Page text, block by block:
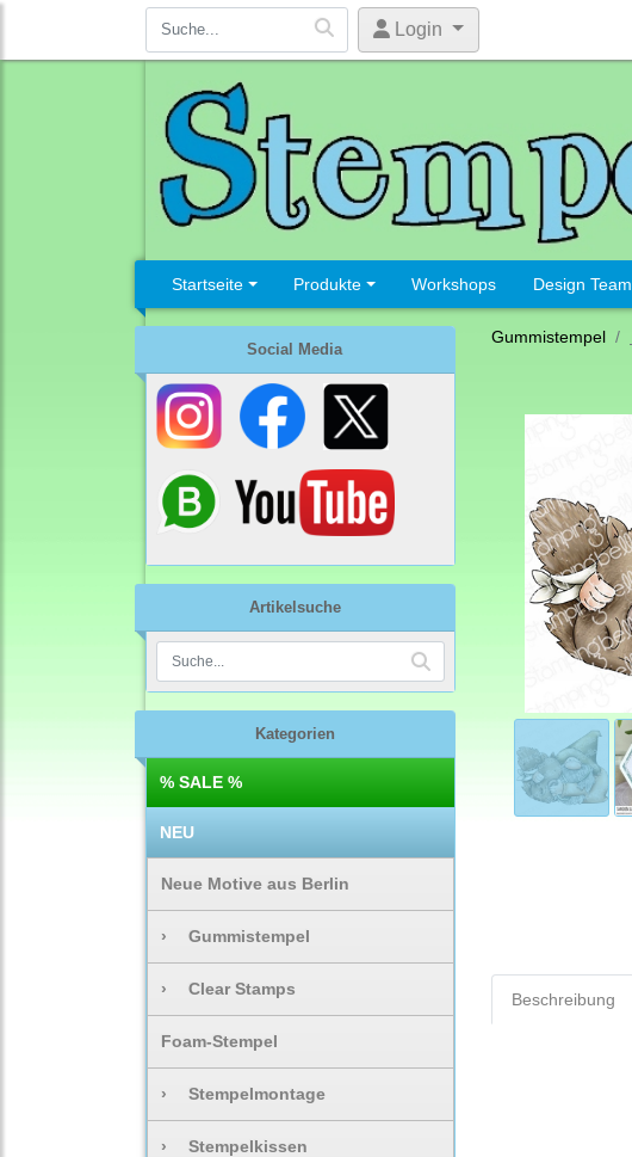
Login
Startseite Produkte Workshops Design Team
Social Media
Artikelsuche
Kategorien
% SALE %
NEU
Neue Motive aus Berlin
› Gummistempel
› Clear Stamps
Foam-Stempel
› Stempelmontage
› Stempelkissen
Gummistempel
Beschreibung